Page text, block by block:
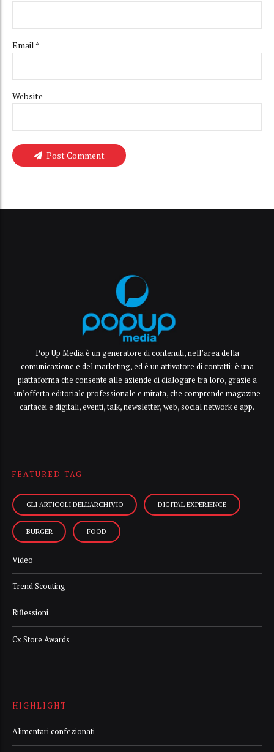
Email *
Website
Post Comment
Pop Up Media è un generatore di contenuti, nell’area della
comunicazione e del marketing, ed è un attivatore di contatti: è una
piattaforma che consente alle aziende di dialogare tra loro, grazie a
un’offerta editoriale professionale e mirata, che comprende magazine
cartacei e digitali, eventi, talk, newsletter, web, social network e app.
FEATURED TAG
GLI ARTICOLI DELL’ARCHIVIO DIGITAL EXPERIENCE
BURGER FOOD
Video
Trend Scouting
Riflessioni
Cx Store Awards
HIGHLIGHT
Alimentari confezionati